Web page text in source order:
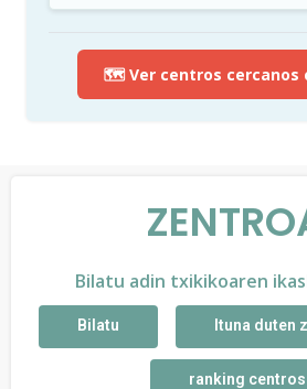
🗺️ Ver centros cercanos
Bilatu adin txikikoaren
Bilatu Ituna duten
ranking centros